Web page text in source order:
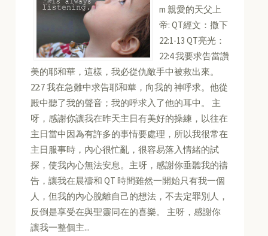
m 親愛的天父上
帝: QT經文：撒下
22:1-13 QT亮光：
22:4 我要求告當讚
美的耶和華，這樣，我必從仇敵手中被救出來。
22:7 我在急難中求告耶和華，向我的 神呼求。他從
殿中聽了我的聲音；我的呼求入了他的耳中。 主
呀，感謝你讓我在昨天主日有美好的操練，以往在
主日當中因為有許多的事情要處理，所以我很常在
主日服事時，內心很忙亂，很容易落入情緒的試
探，使我內心無法安息。主呀，感謝你垂聽我的禱
告，讓我在晨禱和 QT 時間雖然一開始只有我一個
人，但我的內心脫離自己的想法，不去定罪別人，
反倒是享受在與聖靈同在的喜樂。 主呀，感謝你
讓我一整個主...